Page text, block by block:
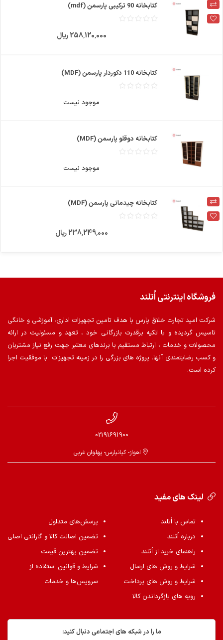
کتابخانه 90 ترکیبی پارسمن (mdf)
258٬120٬000 ریال
کتابخانه 110 دکوردار پارسمن (MDF)
موجود نیست
کتابخانه دوقلو پارسمن (MDF)
موجود نیست
کتابخانه چیدمانی پارسمن (MDF)
238٬249٬000 ریال
فروشگاه اینترنتی اُتلند
شرکت امید تجارت خلاق پارس با هدف تامین تجهیزات اداری، آموزشی و خانگی
تاسیس گردیده و با تکیه برقدرت بازرگانی خود ، تعهد و مسئولیت در ارائه
محصولات و خدمات ، ارتباط مستقیم با برندهای معتبر جهت رفع نیاز مشتریان
و کسب رضایتمندی آنها، پروژه های بزرگی را در زمینه تجهیزات با موفقیت اجرا
کرده است.
02191691900
اهواز- کیانپارس- پهلوان غربی
لینک های مفید
تماس با اُتلند
درباره اُتلند
راهنمای خرید از اُتلند
شرایط و روش های ارسال
شرایط و روش های پرداخت
رویه های بازگرداندن کالا
پرسش‌های متداول
تضمین اصالت کالا و گارانتی اصلی
تضمین بهترین قیمت
شرایط و قوانین استفاده از
سرویس‌ها و خدمات
ما را در شبکه های اجتماعی دنبال کنید: